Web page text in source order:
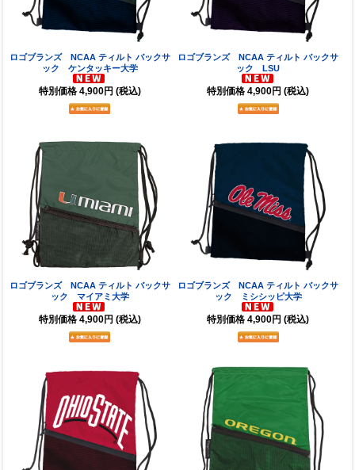
ロゴブランズ NCAA ティルト バックサ
ック ケンタッキー大学
特別価格 4,900円 (税込)
ロゴブランズ NCAA ティルト バックサ
ック LSU
特別価格 4,900円 (税込)
ロゴブランズ NCAA ティルト バックサ
ック マイアミ大学
特別価格 4,900円 (税込)
ロゴブランズ NCAA ティルト バックサ
ック ミシシッピ大学
特別価格 4,900円 (税込)